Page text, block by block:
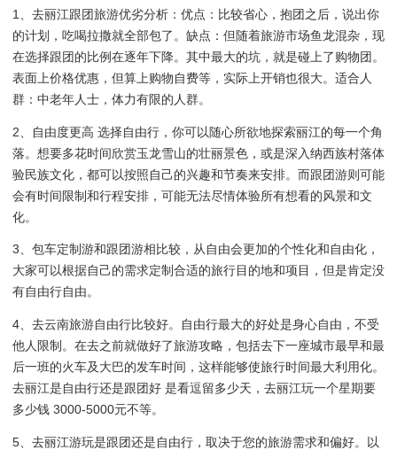
1、去丽江跟团旅游优劣分析：优点：比较省心，抱团之后，说出你
的计划，吃喝拉撒就全部包了。缺点：但随着旅游市场鱼龙混杂，现
在选择跟团的比例在逐年下降。其中最大的坑，就是碰上了购物团。
表面上价格优惠，但算上购物自费等，实际上开销也很大。适合人
群：中老年人士，体力有限的人群。
2、自由度更高 选择自由行，你可以随心所欲地探索丽江的每一个角
落。想要多花时间欣赏玉龙雪山的壮丽景色，或是深入纳西族村落体
验民族文化，都可以按照自己的兴趣和节奏来安排。而跟团游则可能
会有时间限制和行程安排，可能无法尽情体验所有想看的风景和文
化。
3、包车定制游和跟团游相比较，从自由会更加的个性化和自由化，
大家可以根据自己的需求定制合适的旅行目的地和项目，但是肯定没
有自由行自由。
4、去云南旅游自由行比较好。自由行最大的好处是身心自由，不受
他人限制。在去之前就做好了旅游攻略，包括去下一座城市最早和最
后一班的火车及大巴的发车时间，这样能够使旅行时间最大利用化。
去丽江是自由行还是跟团好 是看逗留多少天，去丽江玩一个星期要
多少钱 3000-5000元不等。
5、去丽江游玩是跟团还是自由行，取决于您的旅游需求和偏好。以